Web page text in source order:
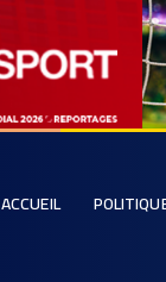
ACCUEIL